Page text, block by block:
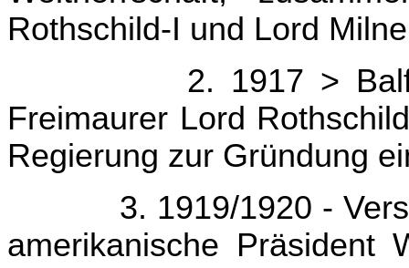
Rothschild-I und Lord
2. 1917 >
Freimaurer Lord
Regierung zur Gründung
3. 1919/1920 -
amerikanische Präsident